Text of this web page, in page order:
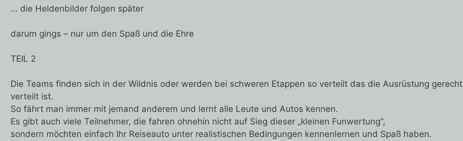
… die Heldenbilder folgen später
darum gings – nur um den Spaß und die Ehre
TEIL 2
Die Teams finden sich in der Wildnis oder werden bei schweren Etappen so verteilt das die Ausrüstung gerecht
verteilt ist.
So fährt man immer mit jemand anderem und lernt alle Leute und Autos kennen.
Es gibt auch viele Teilnehmer, die fahren ohnehin nicht auf Sieg dieser „kleinen Funwertung“,
sondern möchten einfach Ihr Reiseauto unter realistischen Bedingungen kennenlernen und Spaß haben.